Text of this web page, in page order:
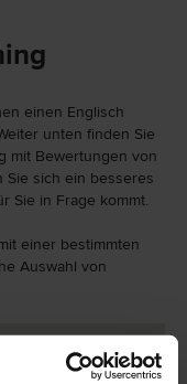
einen Englisch
unten finden Sie
mit Bewertungen von
Sie sich ein besseres
Sie in Frage kommt.
einer bestimmten
Auswahl von